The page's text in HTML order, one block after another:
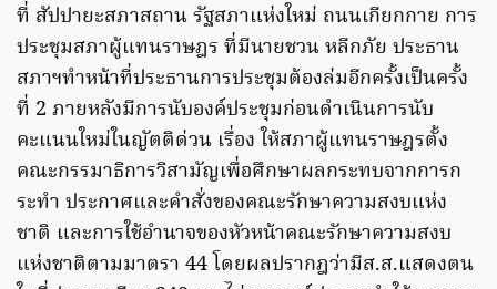
ที่ สัปปายะสภาสถาน รัฐสภาแห่งใหม่ ถนนเกียกกาย การ
ประชุมสภาผู้แทนราษฎร ที่มีนายชวน หลีกภัย ประธาน
สภาฯทำหน้าที่ประธานการประชุมต้องล่มอีกครั้งเป็นครั้ง
ที่ 2 ภายหลังมีการนับองค์ประชุมก่อนดำเนินการนับ
คะแนนใหม่ในญัตติด่วน เรื่อง ให้สภาผู้แทนราษฎรตั้ง
คณะกรรมาธิการวิสามัญเพื่อศึกษาผลกระทบจากการก
ระทำ ประกาศและคำสั่งของคณะรักษาความสงบแห่ง
ชาติ และการใช้อำนาจของหัวหน้าคณะรักษาความสงบ
แห่งชาติตามมาตรา 44 โดยผลปรากฎว่ามีส.ส.แสดงตน